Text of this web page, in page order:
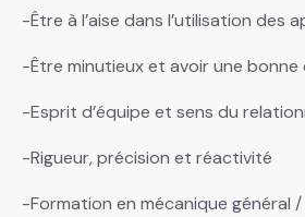
-Être à l’aise dans l’utilisation des
-Être minutieux et avoir une
-Esprit d’équipe et sens du
-Rigueur, précision et réactivité
-Formation en mécanique général